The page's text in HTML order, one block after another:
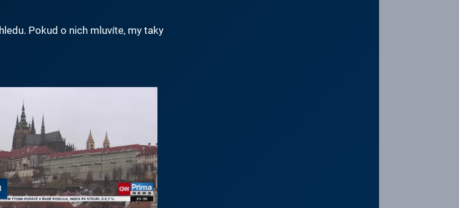
Pokud o nich mluvíte, my taky